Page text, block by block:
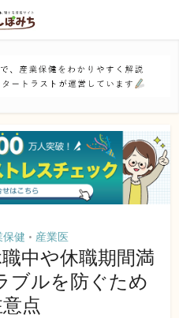
健 • 産業医
職中や休職期間満
ブルを防ぐため
点